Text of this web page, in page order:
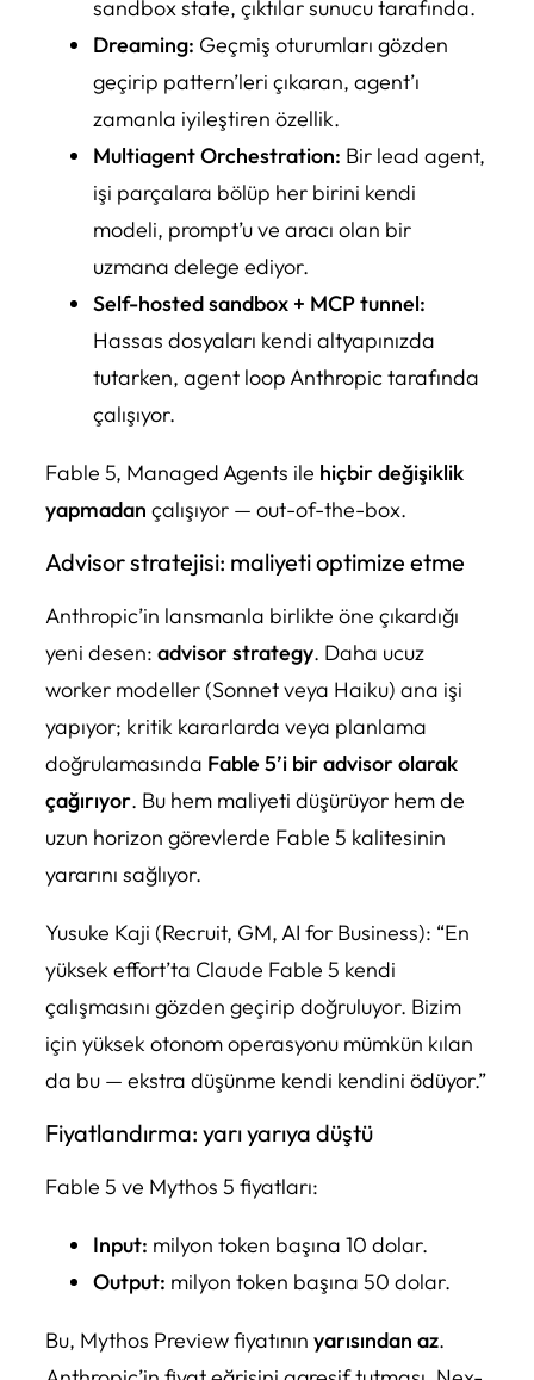
sandbox state, çıktılar sunucu tarafında.
Dreaming: Geçmiş oturumları gözden
geçirip pattern’leri çıkaran, agent’ı
zamanla iyileştiren özellik.
Multiagent Orchestration: Bir lead agent,
işi parçalara bölüp her birini kendi
modeli, prompt’u ve aracı olan bir
uzmana delege ediyor.
Self-hosted sandbox + MCP tunnel:
Hassas dosyaları kendi altyapınızda
tutarken, agent loop Anthropic tarafında
çalışıyor.
Fable 5, Managed Agents ile hiçbir değişiklik
yapmadan çalışıyor — out-of-the-box.
Advisor stratejisi: maliyeti optimize etme
Anthropic’in lansmanla birlikte öne çıkardığı
yeni desen: advisor strategy. Daha ucuz
worker modeller (Sonnet veya Haiku) ana işi
yapıyor; kritik kararlarda veya planlama
doğrulamasında Fable 5’i bir advisor olarak
çağırıyor. Bu hem maliyeti düşürüyor hem de
uzun horizon görevlerde Fable 5 kalitesinin
yararını sağlıyor.
Yusuke Kaji (Recruit, GM, AI for Business): “En
yüksek effort’ta Claude Fable 5 kendi
çalışmasını gözden geçirip doğruluyor. Bizim
için yüksek otonom operasyonu mümkün kılan
da bu — ekstra düşünme kendi kendini ödüyor.”
Fiyatlandırma: yarı yarıya düştü
Fable 5 ve Mythos 5 fiyatları:
Input: milyon token başına 10 dolar.
Output: milyon token başına 50 dolar.
Bu, Mythos Preview fiyatının yarısından az.